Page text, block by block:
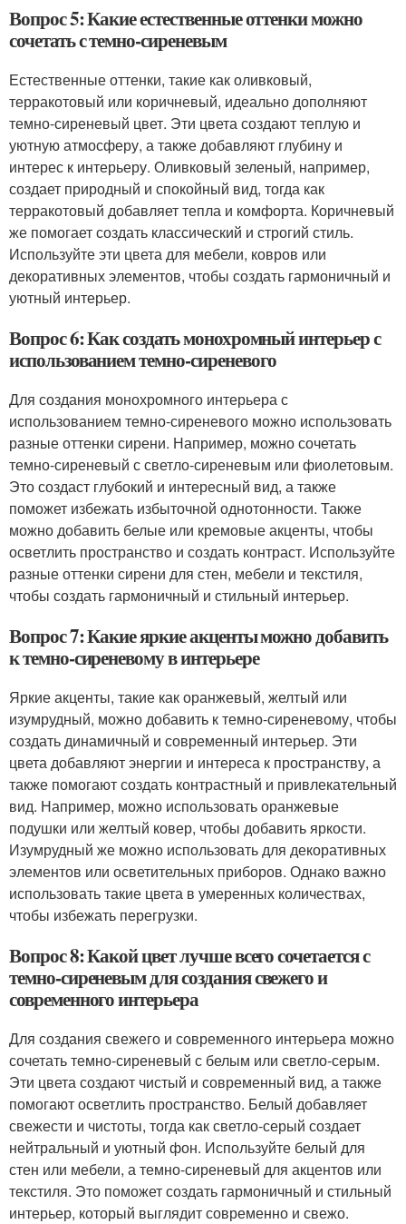
Вопрос 5: Какие естественные оттенки можно
сочетать с темно-сиреневым
Естественные оттенки, такие как оливковый,
терракотовый или коричневый, идеально дополняют
темно-сиреневый цвет. Эти цвета создают теплую и
уютную атмосферу, а также добавляют глубину и
интерес к интерьеру. Оливковый зеленый, например,
создает природный и спокойный вид, тогда как
терракотовый добавляет тепла и комфорта. Коричневый
же помогает создать классический и строгий стиль.
Используйте эти цвета для мебели, ковров или
декоративных элементов, чтобы создать гармоничный и
уютный интерьер.
Вопрос 6: Как создать монохромный интерьер с
использованием темно-сиреневого
Для создания монохромного интерьера с
использованием темно-сиреневого можно использовать
разные оттенки сирени. Например, можно сочетать
темно-сиреневый с светло-сиреневым или фиолетовым.
Это создаст глубокий и интересный вид, а также
поможет избежать избыточной однотонности. Также
можно добавить белые или кремовые акценты, чтобы
осветлить пространство и создать контраст. Используйте
разные оттенки сирени для стен, мебели и текстиля,
чтобы создать гармоничный и стильный интерьер.
Вопрос 7: Какие яркие акценты можно добавить
к темно-сиреневому в интерьере
Яркие акценты, такие как оранжевый, желтый или
изумрудный, можно добавить к темно-сиреневому, чтобы
создать динамичный и современный интерьер. Эти
цвета добавляют энергии и интереса к пространству, а
также помогают создать контрастный и привлекательный
вид. Например, можно использовать оранжевые
подушки или желтый ковер, чтобы добавить яркости.
Изумрудный же можно использовать для декоративных
элементов или осветительных приборов. Однако важно
использовать такие цвета в умеренных количествах,
чтобы избежать перегрузки.
Вопрос 8: Какой цвет лучше всего сочетается с
темно-сиреневым для создания свежего и
современного интерьера
Для создания свежего и современного интерьера можно
сочетать темно-сиреневый с белым или светло-серым.
Эти цвета создают чистый и современный вид, а также
помогают осветлить пространство. Белый добавляет
свежести и чистоты, тогда как светло-серый создает
нейтральный и уютный фон. Используйте белый для
стен или мебели, а темно-сиреневый для акцентов или
текстиля. Это поможет создать гармоничный и стильный
интерьер, который выглядит современно и свежо.